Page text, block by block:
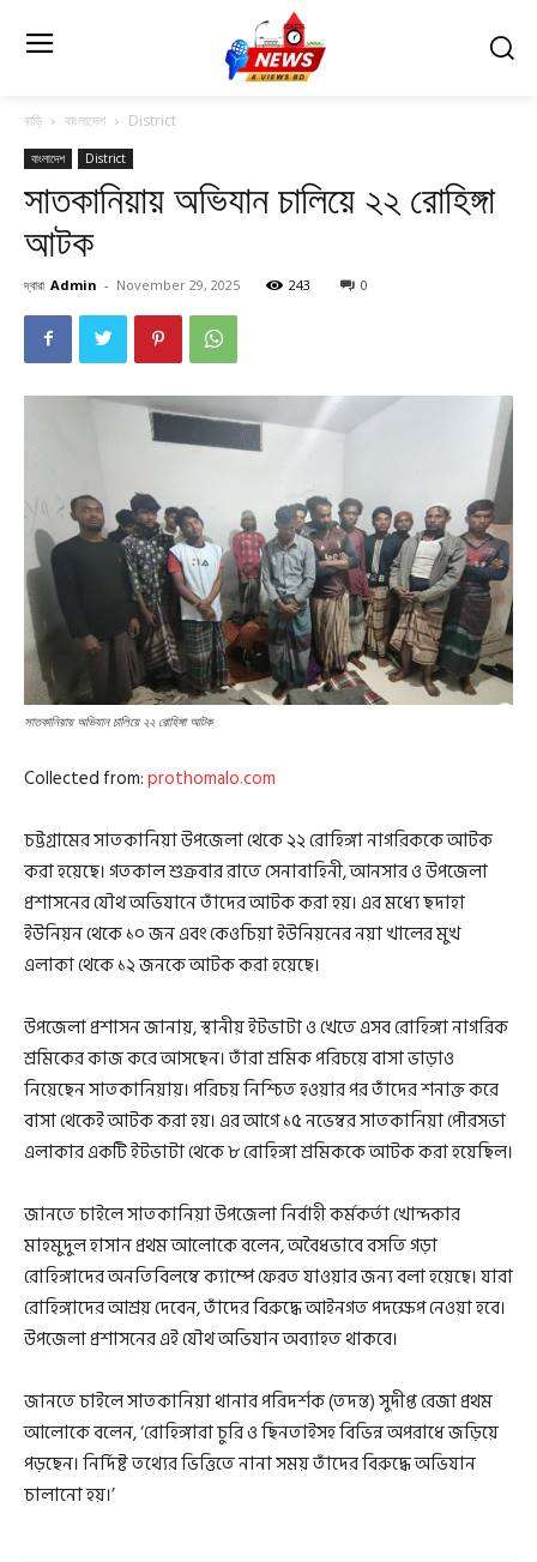
বাড়ি বাংলাদেশ District
বাংলাদেশ District
সাতকানিয়ায় অভিযান চালিয়ে ২২ রোহিঙ্গা
আটক
দ্বারা Admin - November 29, 2025 243 0
সাতকানিয়ায় অভিযান চালিয়ে ২২ রোহিঙ্গা আটক
Collected from:prothomalo.com
চট্টগ্রামের সাতকানিয়া উপজেলা থেকে ২২ রোহিঙ্গা নাগরিককে আটক
করা হয়েছে। গতকাল শুক্রবার রাতে সেনাবাহিনী, আনসার ও উপজেলা
প্রশাসনের যৌথ অভিযানে তাঁদের আটক করা হয়। এর মধ্যে ছদাহা
ইউনিয়ন থেকে ১০ জন এবং কেওচিয়া ইউনিয়নের নয়া খালের মুখ
এলাকা থেকে ১২ জনকে আটক করা হয়েছে।
উপজেলা প্রশাসন জানায়, স্থানীয় ইটভাটা ও খেতে এসব রোহিঙ্গা নাগরিক
শ্রমিকের কাজ করে আসছেন। তাঁরা শ্রমিক পরিচয়ে বাসা ভাড়াও
নিয়েছেন সাতকানিয়ায়। পরিচয় নিশ্চিত হওয়ার পর তাঁদের শনাক্ত করে
বাসা থেকেই আটক করা হয়। এর আগে ১৫ নভেম্বর সাতকানিয়া পৌরসভা
এলাকার একটি ইটভাটা থেকে ৮ রোহিঙ্গা শ্রমিককে আটক করা হয়েছিল।
জানতে চাইলে সাতকানিয়া উপজেলা নির্বাহী কর্মকর্তা খোন্দকার
মাহমুদুল হাসান প্রথম আলোকে বলেন, অবৈধভাবে বসতি গড়া
রোহিঙ্গাদের অনতিবিলম্বে ক্যাম্পে ফেরত যাওয়ার জন্য বলা হয়েছে। যারা
রোহিঙ্গাদের আশ্রয় দেবেন, তাঁদের বিরুদ্ধে আইনগত পদক্ষেপ নেওয়া হবে।
উপজেলা প্রশাসনের এই যৌথ অভিযান অব্যাহত থাকবে।
জানতে চাইলে সাতকানিয়া থানার পরিদর্শক (তদন্ত) সুদীপ্ত রেজা প্রথম
আলোকে বলেন, ‘রোহিঙ্গারা চুরি ও ছিনতাইসহ বিভিন্ন অপরাধে জড়িয়ে
পড়ছেন। নির্দিষ্ট তথ্যের ভিত্তিতে নানা সময় তাঁদের বিরুদ্ধে অভিযান
চালানো হয়।’